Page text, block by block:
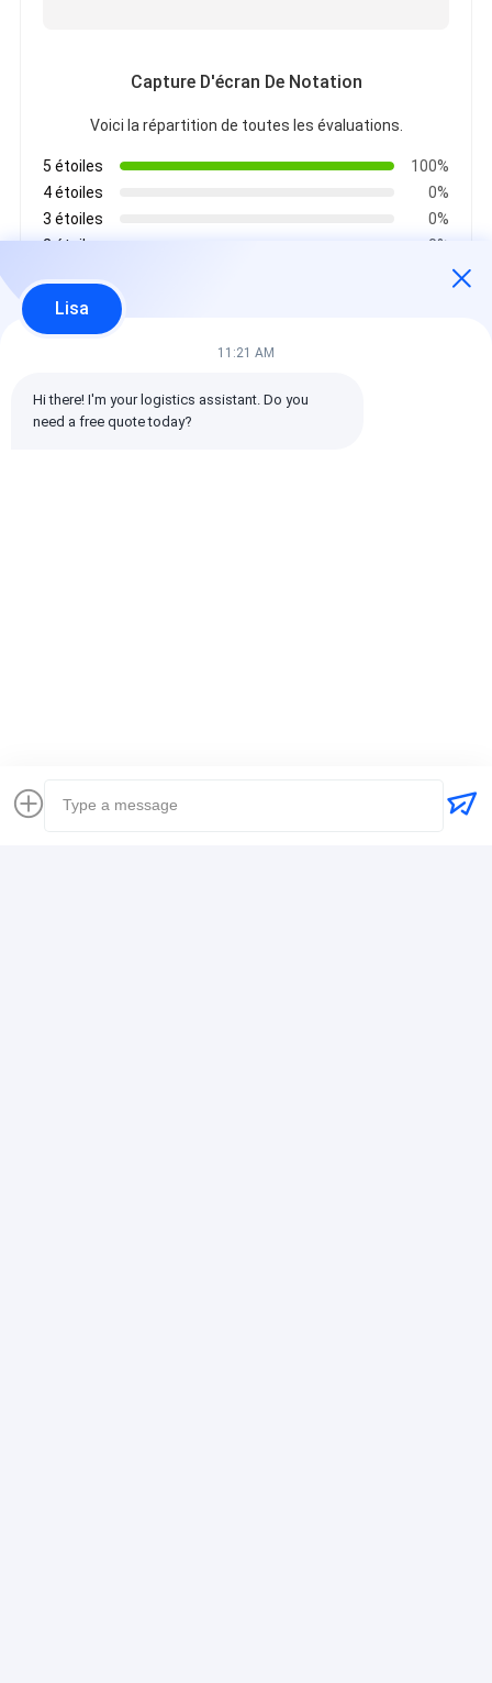
Capture D'écran De Notation
Voici la répartition de toutes les évaluations.
5 étoiles
100%
4 étoiles
0%
3 étoiles
0%
2 étoiles
0%
emin
Lisa
11:21 AM
Hi there! I'm your logistics assistant. Do you
need a free quote today?